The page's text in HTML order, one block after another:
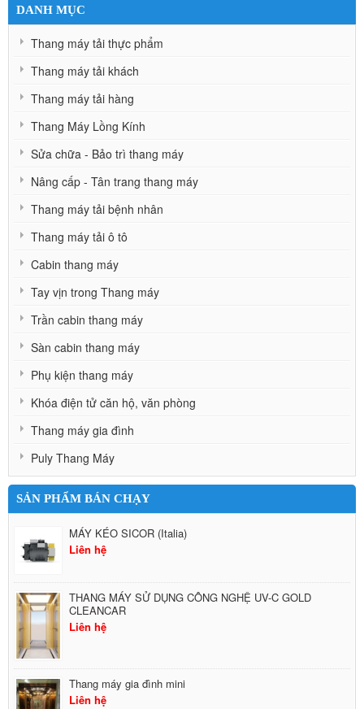
DANH MỤC
Thang máy tải thực phẩm
Thang máy tải khách
Thang máy tải hàng
Thang Máy Lồng Kính
Sửa chữa - Bảo trì thang máy
Nâng cấp - Tân trang thang máy
Thang máy tải bệnh nhân
Thang máy tải ô tô
Cabin thang máy
Tay vịn trong Thang máy
Trần cabin thang máy
Sàn cabin thang máy
Phụ kiện thang máy
Khóa điện tử căn hộ, văn phòng
Thang máy gia đình
Puly Thang Máy
SẢN PHẨM BÁN CHẠY
MÁY KÉO SICOR (Italia)
Liên hệ
THANG MÁY SỬ DỤNG CÔNG NGHỆ UV-C GOLD
CLEANCAR
Liên hệ
Thang máy gia đình mini
Liên hệ